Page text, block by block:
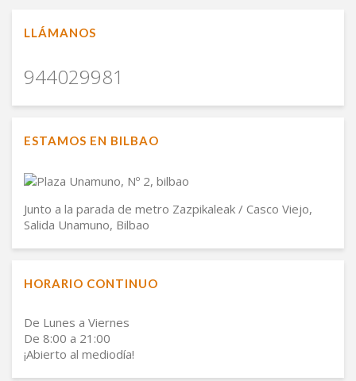
LLÁMANOS
944029981
ESTAMOS EN BILBAO
Junto a la parada de metro Zazpikaleak / Casco Viejo,
Salida Unamuno, Bilbao
HORARIO CONTINUO
De Lunes a Viernes
De 8:00 a 21:00
¡Abierto al mediodía!